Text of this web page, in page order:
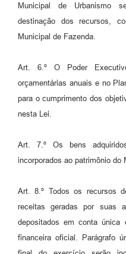
Municipal de Urbanismo
destinação dos recursos,
Municipal de Fazenda.
Art. 6.º O Poder
orçamentárias anuais e no
para o cumprimento dos
nesta Lei.
Art. 7.º Os bens
incorporados ao patrimônio do
Art. 8.º Todos os recursos
receitas geradas por suas
depositados em conta única
financeira oficial. Parágrafo